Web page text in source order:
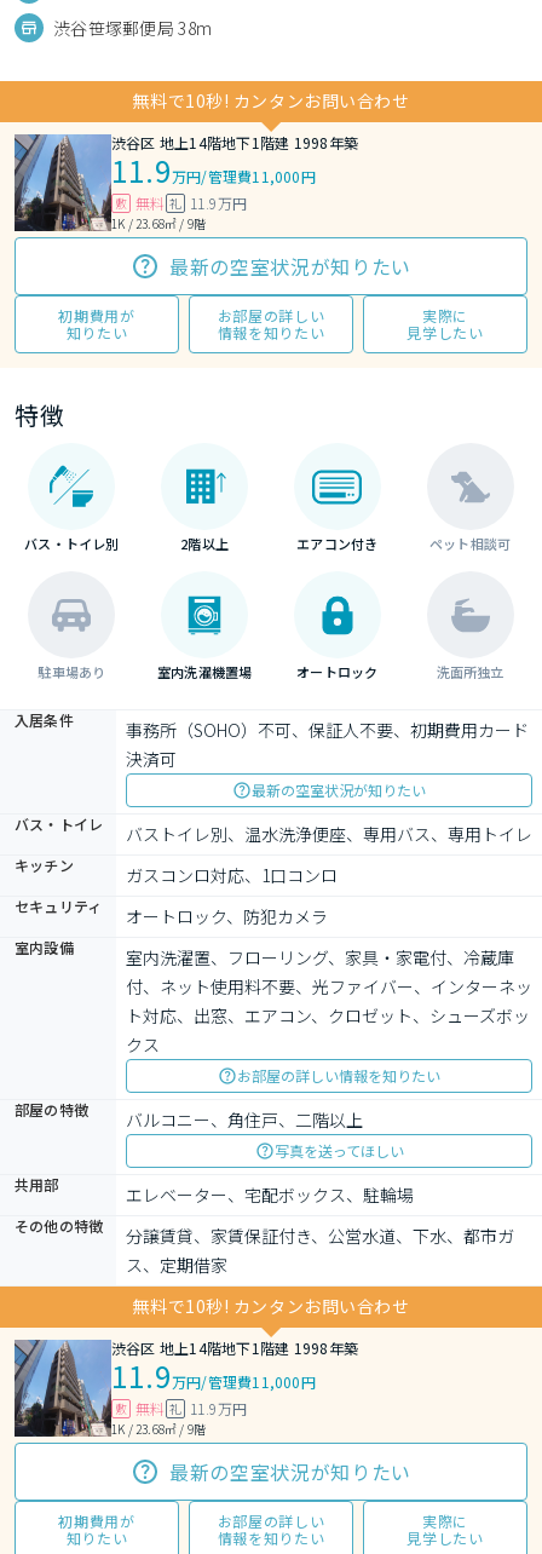
渋谷笹塚郵便局 38m
無料で10秒! カンタンお問い合わせ
渋谷区 地上14階地下1階建 1998年築
11.9万円/管理費11,000円
敷 無料 礼 11.9万円
1K / 23.68㎡ / 9階
最新の空室状況が知りたい
初期費用が
知りたい
お部屋の詳しい
情報を知りたい
実際に
見学したい
特徴
バス・トイレ別 2階以上 エアコン付き ペット相談可
駐車場あり 室内洗濯機置場 オートロック 洗面所独立
入居条件
事務所（SOHO）不可、保証人不要、初期費用カード
決済可
最新の空室状況が知りたい
バス・トイレ
バストイレ別、温水洗浄便座、専用バス、専用トイレ
キッチン ガスコンロ対応、1口コンロ
セキュリティ オートロック、防犯カメラ
室内設備
室内洗濯置、フローリング、家具・家電付、冷蔵庫
付、ネット使用料不要、光ファイバー、インターネッ
ト対応、出窓、エアコン、クロゼット、シューズボッ
クス
お部屋の詳しい情報を知りたい
部屋の特徴
バルコニー、角住戸、二階以上
写真を送ってほしい
共用部
エレベーター、宅配ボックス、駐輪場
その他の特徴
分譲賃貸、家賃保証付き、公営水道、下水、都市ガ
ス、定期借家
無料で10秒! カンタンお問い合わせ
渋谷区 地上14階地下1階建 1998年築
11.9万円/管理費11,000円
敷 無料 礼 11.9万円
1K / 23.68㎡ / 9階
最新の空室状況が知りたい
初期費用が
知りたい
お部屋の詳しい
情報を知りたい
実際に
見学したい